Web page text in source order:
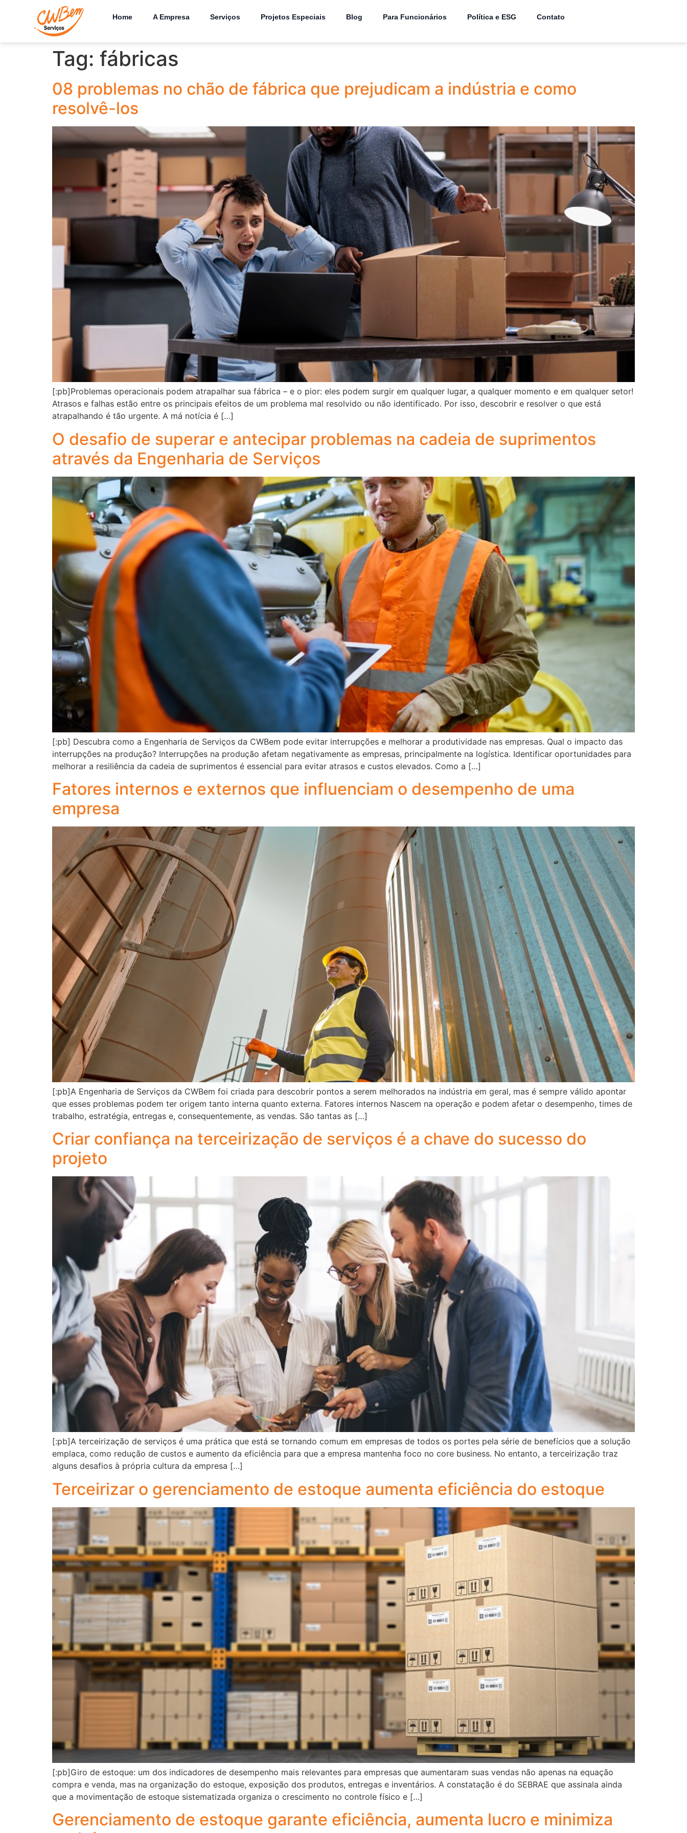
Home A Empresa Serviços Projetos Especiais Blog Para Funcionários Política e ESG Contato
Tag: fábricas
08 problemas no chão de fábrica que prejudicam a indústria e como
resolvê-los
[:pb]Problemas operacionais podem atrapalhar sua fábrica – e o pior: eles podem surgir em qualquer lugar, a qualquer momento e em qualquer setor!
Atrasos e falhas estão entre os principais efeitos de um problema mal resolvido ou não identificado. Por isso, descobrir e resolver o que está
atrapalhando é tão urgente. A má notícia é […]
O desafio de superar e antecipar problemas na cadeia de suprimentos
através da Engenharia de Serviços
[:pb] Descubra como a Engenharia de Serviços da CWBem pode evitar interrupções e melhorar a produtividade nas empresas. Qual o impacto das
interrupções na produção? Interrupções na produção afetam negativamente as empresas, principalmente na logística. Identificar oportunidades para
melhorar a resiliência da cadeia de suprimentos é essencial para evitar atrasos e custos elevados. Como a […]
Fatores internos e externos que influenciam o desempenho de uma
empresa
[:pb]A Engenharia de Serviços da CWBem foi criada para descobrir pontos a serem melhorados na indústria em geral, mas é sempre válido apontar
que esses problemas podem ter origem tanto interna quanto externa. Fatores internos Nascem na operação e podem afetar o desempenho, times de
trabalho, estratégia, entregas e, consequentemente, as vendas. São tantas as […]
Criar confiança na terceirização de serviços é a chave do sucesso do
projeto
[:pb]A terceirização de serviços é uma prática que está se tornando comum em empresas de todos os portes pela série de benefícios que a solução
emplaca, como redução de custos e aumento da eficiência para que a empresa mantenha foco no core business. No entanto, a terceirização traz
alguns desafios à própria cultura da empresa […]
Terceirizar o gerenciamento de estoque aumenta eficiência do estoque
[:pb]Giro de estoque: um dos indicadores de desempenho mais relevantes para empresas que aumentaram suas vendas não apenas na equação
compra e venda, mas na organização do estoque, exposição dos produtos, entregas e inventários. A constatação é do SEBRAE que assinala ainda
que a movimentação de estoque sistematizada organiza o crescimento no controle físico e […]
Gerenciamento de estoque garante eficiência, aumenta lucro e minimiza